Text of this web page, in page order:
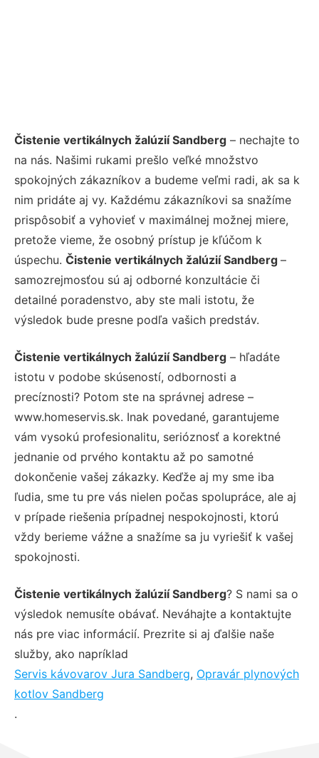
Čistenie vertikálnych žalúzií Sandberg – nechajte to
na nás. Našimi rukami prešlo veľké množstvo
spokojných zákazníkov a budeme veľmi radi, ak sa k
nim pridáte aj vy. Každému zákazníkovi sa snažíme
prispôsobiť a vyhovieť v maximálnej možnej miere,
pretože vieme, že osobný prístup je kľúčom k
úspechu. Čistenie vertikálnych žalúzií Sandberg –
samozrejmosťou sú aj odborné konzultácie či
detailné poradenstvo, aby ste mali istotu, že
výsledok bude presne podľa vašich predstáv.
Čistenie vertikálnych žalúzií Sandberg – hľadáte
istotu v podobe skúseností, odbornosti a
precíznosti? Potom ste na správnej adrese –
www.homeservis.sk. Inak povedané, garantujeme
vám vysokú profesionalitu, serióznosť a korektné
jednanie od prvého kontaktu až po samotné
dokončenie vašej zákazky. Keďže aj my sme iba
ľudia, sme tu pre vás nielen počas spolupráce, ale aj
v prípade riešenia prípadnej nespokojnosti, ktorú
vždy berieme vážne a snažíme sa ju vyriešiť k vašej
spokojnosti.
Čistenie vertikálnych žalúzií Sandberg? S nami sa o
výsledok nemusíte obávať. Neváhajte a kontaktujte
nás pre viac informácií. Prezrite si aj ďalšie naše
služby, ako napríklad
Servis kávovarov Jura Sandberg, Opravár plynových
kotlov Sandberg
.